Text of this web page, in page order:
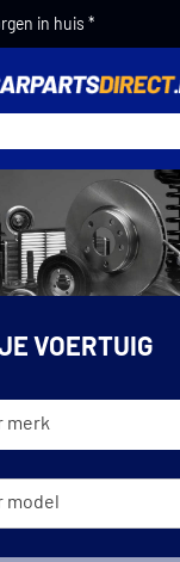
in huis *
VOERTUIG
merk
model